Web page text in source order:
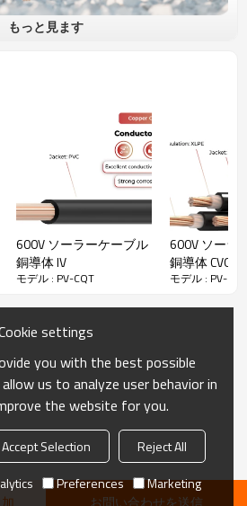
リプル、つまり3つのコアを意味します。
と銅導体により、日本市場のさまざま
に適応できます。また、JET認証に合格
を備えており、日本市場のプロジェクト
ています。ケーブルの絶縁体とシース材
しており、太陽光発電とソーラーシステム
。
ブル技術データ
-40℃〜90℃
6500V 交流
1500V DC
ジェットスト-CABL-001-1 (H25-10)
もっと見ます
600V ソーラーケーブル
銅導体 IV
モデル : PV-CQT
600V ソーラ
銅導体 CVQ
モデル : PV-CQT
お問い合わせを送信
settings
you with the best possible
us to analyze user behavior in
the website for you.
Accept Selection
Reject All
Preferences Marketing